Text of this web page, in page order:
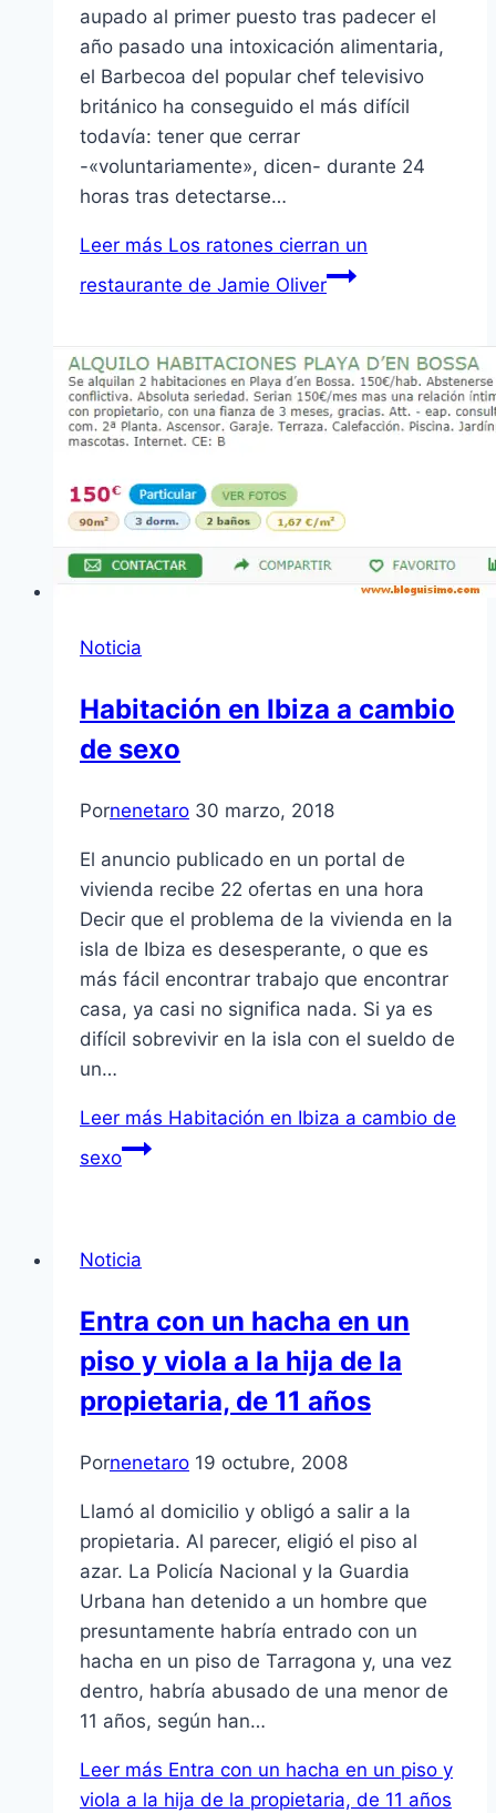
aupado al primer puesto tras padecer el
año pasado una intoxicación alimentaria,
el Barbecoa del popular chef televisivo
británico ha conseguido el más difícil
todavía: tener que cerrar
-«voluntariamente», dicen- durante 24
horas tras detectarse…
Leer más Los ratones cierran un
restaurante de Jamie Oliver
Noticia
Habitación en Ibiza a cambio
de sexo
Pornenetaro 30 marzo, 2018
El anuncio publicado en un portal de
vivienda recibe 22 ofertas en una hora
Decir que el problema de la vivienda en la
isla de Ibiza es desesperante, o que es
más fácil encontrar trabajo que encontrar
casa, ya casi no significa nada. Si ya es
difícil sobrevivir en la isla con el sueldo de
un…
Leer más Habitación en Ibiza a cambio de
sexo
Noticia
Entra con un hacha en un
piso y viola a la hija de la
propietaria, de 11 años
Pornenetaro 19 octubre, 2008
Llamó al domicilio y obligó a salir a la
propietaria. Al parecer, eligió el piso al
azar. La Policí­a Nacional y la Guardia
Urbana han detenido a un hombre que
presuntamente habrí­a entrado con un
hacha en un piso de Tarragona y, una vez
dentro, habrí­a abusado de una menor de
11 años, según han…
Leer más Entra con un hacha en un piso y
viola a la hija de la propietaria, de 11 años